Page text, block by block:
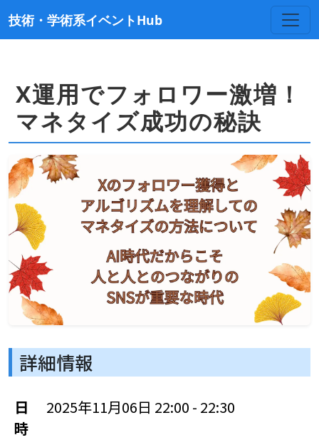
技術・学術系イベントHub
X運用でフォロワー激増！
マネタイズ成功の秘訣
詳細情報
日
時
2025年11月06日 22:00 - 22:30